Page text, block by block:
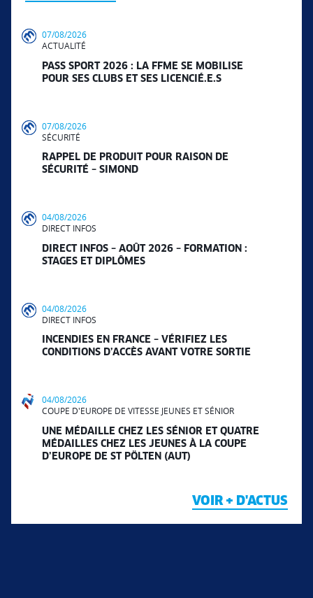
07/08/2026
ACTUALITÉ
PASS SPORT 2026 : LA FFME SE MOBILISE
POUR SES CLUBS ET SES LICENCIÉ.E.S
07/08/2026
SÉCURITÉ
RAPPEL DE PRODUIT POUR RAISON DE
SÉCURITÉ – SIMOND
04/08/2026
DIRECT INFOS
DIRECT INFOS – AOÛT 2026 – FORMATION :
STAGES ET DIPLÔMES
04/08/2026
DIRECT INFOS
INCENDIES EN FRANCE – VÉRIFIEZ LES
CONDITIONS D’ACCÈS AVANT VOTRE SORTIE
04/08/2026
COUPE D'EUROPE DE VITESSE JEUNES ET SÉNIOR
UNE MÉDAILLE CHEZ LES SÉNIOR ET QUATRE
MÉDAILLES CHEZ LES JEUNES À LA COUPE
D’EUROPE DE ST PÖLTEN (AUT)
VOIR + D'ACTUS